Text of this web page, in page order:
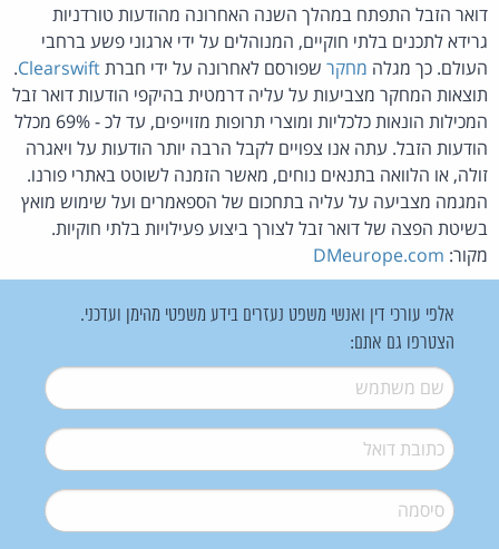
דואר הזבל התפתח במהלך השנה האחרונה מהודעות טורדניות
גרידא לתכנים בלתי חוקיים, המנוהלים על ידי ארגוני פשע ברחבי
העולם. כך מגלה מחקר שפורסם לאחרונה על ידי חברתClearswift
.
תוצאות המחקר מצביעות על עליה דרמטית בהיקפי הודעות דואר זבל
המכילות הונאות כלכליות ומוצרי תרופות מזוייפים, עד לכ - 69% מכלל
הודעות הזבל. עתה אנו צפויים לקבל הרבה יותר הודעות על ויאגרה
זולה, או הלוואה בתנאים נוחים, מאשר הזמנה לשוטט באתרי פורנו.
המגמה מצביעה על עליה בתחכום של הספאמרים ועל שימוש מואץ
בשיטת הפצה של דואר זבל לצורך ביצוע פעילויות בלתי חוקיות.
מקור: DMeurope.com
אלפי עורכי דין ואנשי משפט נעזרים בידע משפטי מהימן ועדכני.
הצטרפו גם אתם:
שם משתמש*
דואל*
סיסמה*